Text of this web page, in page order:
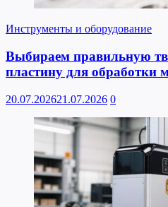
Инструменты и оборудование
Выбираем правильную
пластину для обработки
20.07.202621.07.2026 0